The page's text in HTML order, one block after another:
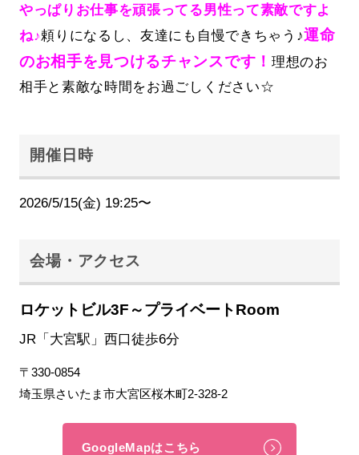
やっぱりお仕事を頑張ってる男性って素敵ですよ
ね♪頼りになるし、友達にも自慢できちゃう♪運命
のお相手を見つけるチャンスです！ 理想のお
相手と素敵な時間をお過ごしください☆
開催日時
2026/5/15(金) 19:25〜
会場・アクセス
ロケットビル3F～プライベートRoom
JR「大宮駅」西口徒歩6分
〒330-0854
埼玉県さいたま市大宮区桜木町2-328-2
GoogleMapはこちら